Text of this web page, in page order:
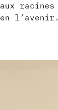
l’avenir.